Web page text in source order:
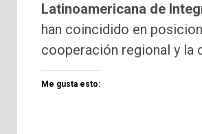
Latinoamericana de
han coincidido en
cooperación regional y la
Me gusta esto: